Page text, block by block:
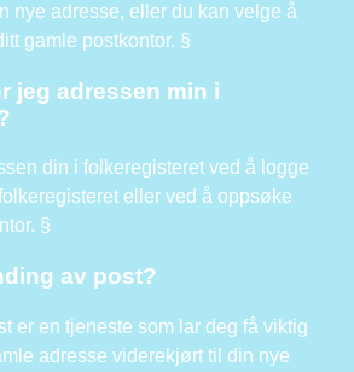
nye adresse, eller du kan velge å
gamle postkontor. §
jeg adressen min i
din i folkeregisteret ved å logge
eller ved å oppsøke
§
av post?
er en tjeneste som lar deg få viktig
adresse viderekjørt til din nye